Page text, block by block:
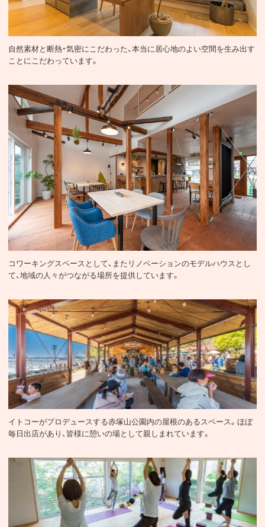
リノベーション
自然素材と断熱・気密にこだわった、本当に居心地のよい空間を生み出す
ことにこだわっています。
TOCOTOCO
コワーキングスペースとして、またリノベーションのモデルハウスとし
て、地域の人々がつながる場所を提供しています。
あかつかテラス
イトコーがプロデュースする赤塚山公園内の屋根のあるスペース。ほぼ
毎日出店があり、皆様に憩いの場として親しまれています。